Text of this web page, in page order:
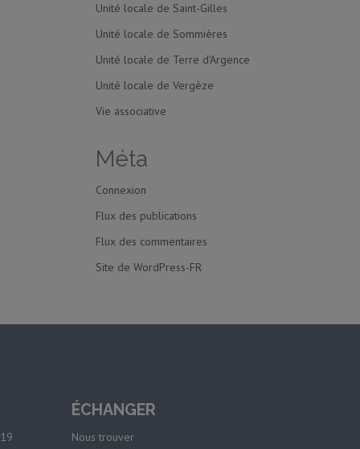
Unité locale de Saint-Gilles
Unité locale de Sommières
Unité locale de Terre d'Argence
Unité locale de Vergèze
Vie associative
Méta
Connexion
Flux des publications
Flux des commentaires
Site de WordPress-FR
ÉCHANGER
Nous trouver